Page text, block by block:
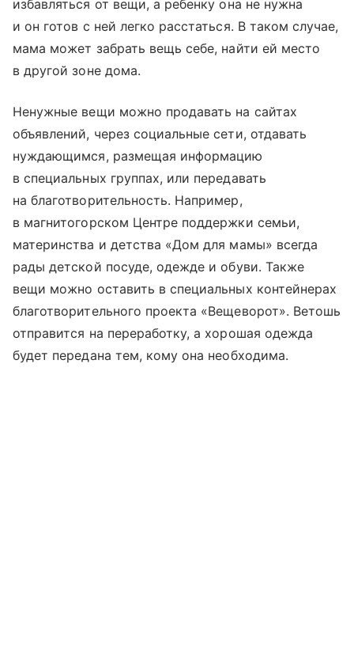
избавляться от вещи, а ребенку она не нужна
и он готов с ней легко расстаться. В таком случае,
мама может забрать вещь себе, найти ей место
в другой зоне дома.
Ненужные вещи можно продавать на сайтах
объявлений, через социальные сети, отдавать
нуждающимся, размещая информацию
в специальных группах, или передавать
на благотворительность. Например,
в магнитогорском Центре поддержки семьи,
материнства и детства «Дом для мамы» всегда
рады детской посуде, одежде и обуви. Также
вещи можно оставить в специальных контейнерах
благотворительного проекта «Вещеворот». Ветошь
отправится на переработку, а хорошая одежда
будет передана тем, кому она необходима.